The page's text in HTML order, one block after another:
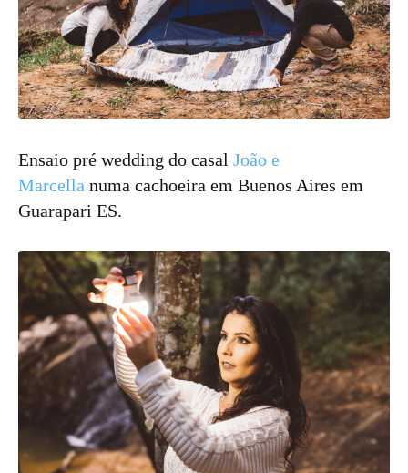
Ensaio pré wedding do casal João e
Marcella numa cachoeira em Buenos Aires em
Guarapari ES.